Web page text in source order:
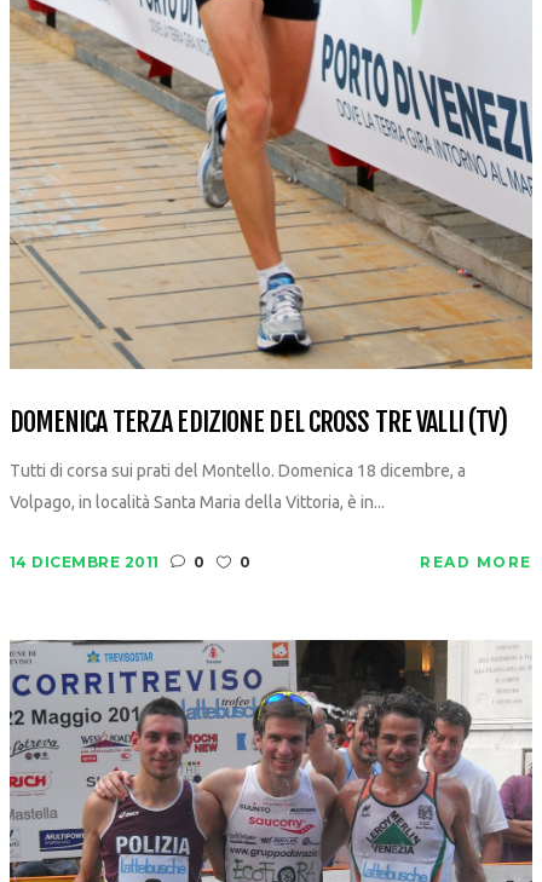
DOMENICA TERZA EDIZIONE DEL CROSS TRE VALLI (TV)
Tutti di corsa sui prati del Montello. Domenica 18 dicembre, a
Volpago, in località Santa Maria della Vittoria, è in...
14 DICEMBRE 2011 0 0 READ MORE